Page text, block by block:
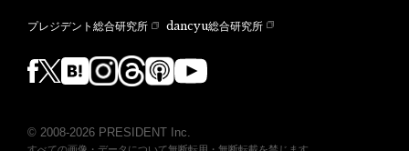
プレジデント総合研究所 dancyu総合研究所
© 2008-2026 PRESIDENT Inc.